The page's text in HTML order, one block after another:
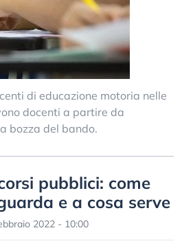
di educazione motoria nelle
docenti a partire da
bozza del bando.
pubblici: come
e a cosa serve
2022 - 10:00